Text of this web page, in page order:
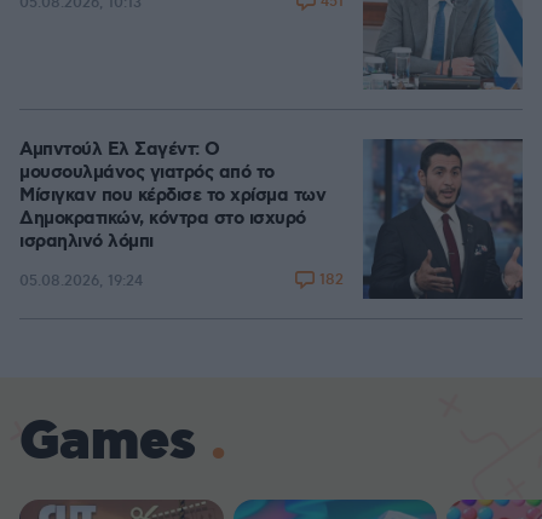
Αμπντούλ Ελ Σαγέντ: Ο
μουσουλμάνος γιατρός από το
Μίσιγκαν που κέρδισε το χρίσμα των
Δημοκρατικών, κόντρα στο ισχυρό
ισραηλινό λόμπι
05.08.2026, 19:24 182
Games